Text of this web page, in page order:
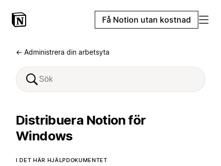
Få Notion utan kostnad
← Administrera din arbetsyta
Distribuera Notion för
Windows
I DET HÄR HJÄLPDOKUMENTET